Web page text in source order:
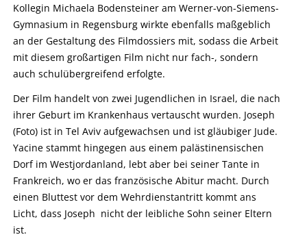
Kollegin Michaela Bodensteiner am Werner-von-Siemens-
Gymnasium in Regensburg wirkte ebenfalls maßgeblich
an der Gestaltung des Filmdossiers mit, sodass die Arbeit
mit diesem großartigen Film nicht nur fach-, sondern
auch schulübergreifend erfolgte.
Der Film handelt von zwei Jugendlichen in Israel, die nach
ihrer Geburt im Krankenhaus vertauscht wurden. Joseph
(Foto) ist in Tel Aviv aufgewachsen und ist gläubiger Jude.
Yacine stammt hingegen aus einem palästinensischen
Dorf im Westjordanland, lebt aber bei seiner Tante in
Frankreich, wo er das französische Abitur macht. Durch
einen Bluttest vor dem Wehrdienstantritt kommt ans
Licht, dass Joseph nicht der leibliche Sohn seiner Eltern
ist.